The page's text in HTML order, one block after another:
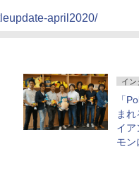
april2020/
イン
「
ま
イア
モン